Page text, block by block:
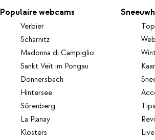
Populaire webcams
Verbier
Scharnitz
Madonna di Campiglio
Sankt Veit im Pongau
Donnersbach
Hintersee
Sörenberg
La Planay
Klosters
Tips